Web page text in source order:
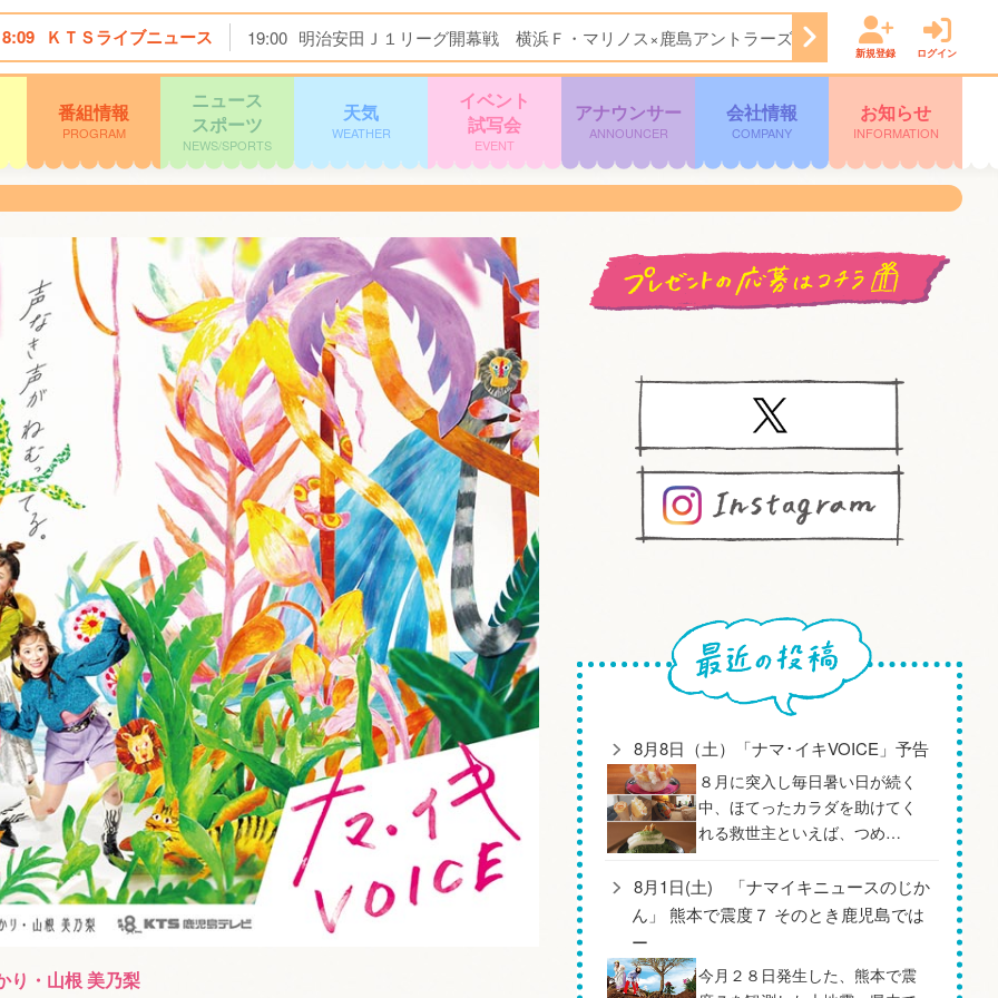
ＫＴＳライブニュース 19:00 明治安田Ｊ１リーグ開幕戦 横浜Ｆ・マリノス×鹿島アントラーズ 21:24 かまいたちの
新規登録 ログイン
番組情報
PROGRAM
ニュース
スポーツ
NEWS/SPORTS
天気
WEATHER
イベント
試写会
EVENT
アナウンサー
ANNOUNCER
会社情報
COMPANY
お知らせ
INFORMATION
り・山根 美乃梨
8月8日（土）「ナマ･イキVOICE」予告
８月に突入し毎日暑い日が続く
中、ほてったカラダを助けてく
れる救世主といえば、つめ…
8月1日(土) 「ナマイキニュースのじか
ん」 熊本で震度７ そのとき鹿児島では
ー
今月２８日発生した、熊本で震